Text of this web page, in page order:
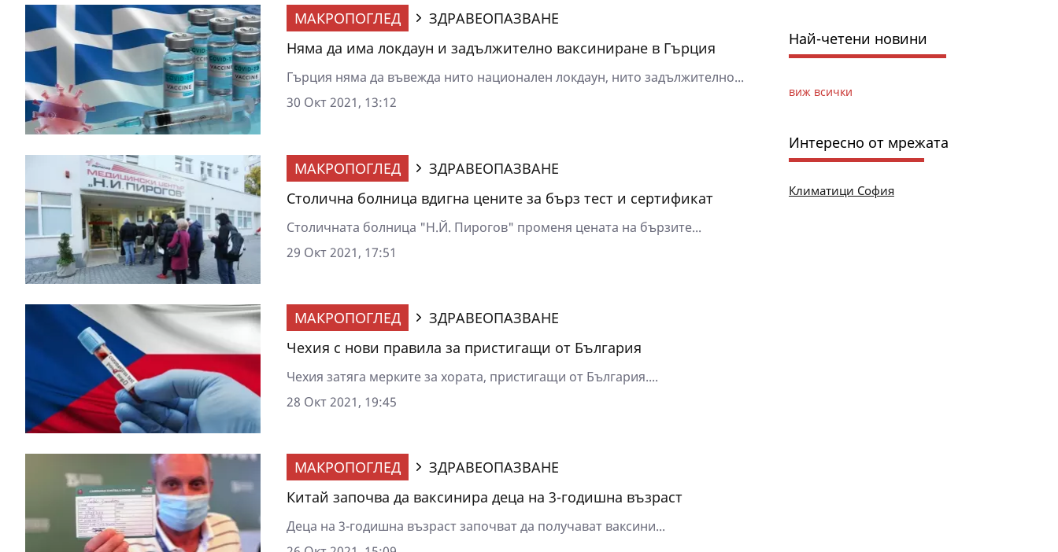
МАКРОПОГЛЕД
ЗДРАВЕОПАЗВАНЕ
Няма да има локдаун и задължително ваксиниране в Гърция
Гърция няма да въвежда нито национален локдаун, нито задължително...
30 Окт 2021, 13:12
МАКРОПОГЛЕД
ЗДРАВЕОПАЗВАНЕ
Столична болница вдигна цените за бърз тест и сертификат
Столичната болница "Н.Й. Пирогов" променя цената на бързите...
29 Окт 2021, 17:51
МАКРОПОГЛЕД
ЗДРАВЕОПАЗВАНЕ
Чехия с нови правила за пристигащи от България
Чехия затяга мерките за хората, пристигащи от България....
28 Окт 2021, 19:45
МАКРОПОГЛЕД
ЗДРАВЕОПАЗВАНЕ
Китай започва да ваксинира деца на 3-годишна възраст
Деца на 3-годишна възраст започват да получават ваксини...
Най-четени новини
виж всички
Интересно от мрежата
Климатици София